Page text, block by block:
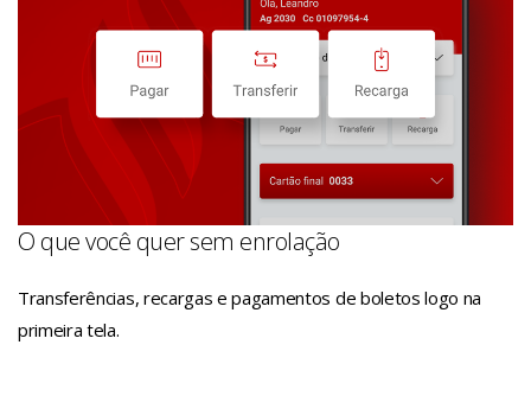
O que você quer sem enrolação
Transferências, recargas e pagamentos de boletos logo na
primeira tela.